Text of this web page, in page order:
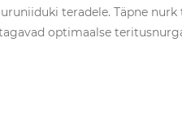
teradele. Täpne
optimaalse